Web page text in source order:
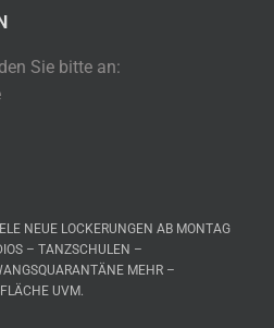
Sie bitte an:
NEUE LOCKERUNGEN AB MONTAG
– TANZSCHULEN –
MEHR –
UVM.